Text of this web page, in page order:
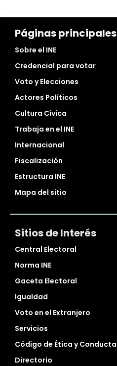
Páginas principales
Sobre el INE
Credencial para votar
Voto y Elecciones
Actores Políticos
Cultura Cívica
Trabaja en el INE
Internacional
Fiscalización
Estructura INE
Mapa del sitio
Sitios de Interés
Central Electoral
Norma INE
Gaceta Electoral
Igualdad
Voto en el Extranjero
Servicios
Código de Ética y Conducta
Directorio